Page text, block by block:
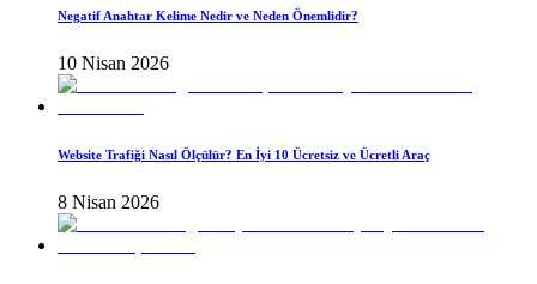
Negatif Anahtar Kelime Nedir ve Neden Önemlidir?
10 Nisan 2026
Website Trafiği Nasıl Ölçülür? En İyi 10 Ücretsiz ve Ücretli Araç
8 Nisan 2026